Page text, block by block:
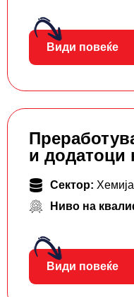
Види повеќе
и додатоци
Сектор:
Ниво на
Види повеќе